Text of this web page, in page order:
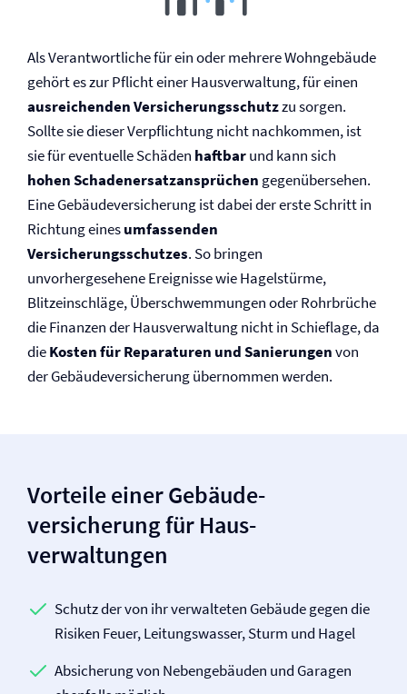
Als Verantwortliche für ein oder mehrere Wohngebäude
gehört es zur Pflicht einer Haus­verwaltung, für einen
ausreichenden Versicherungsschutzzu sorgen.
Sollte sie dieser Verpflichtung nicht nachkommen, ist
sie für eventuelle Schäden haftbarund kann sich
hohen Schadenersatzansprüchen gegenübersehen.
Eine Gebäude­versicherung ist dabei der erste Schritt in
Richtung einesumfassenden
Versicherungsschutzes. So bringen
unvorhergesehene Ereignisse wie Hagelstürme,
Blitzeinschläge, Überschwemmungen oder Rohrbrüche
die Finanzen der Haus­verwaltung nicht in Schieflage, da
dieKosten für Reparaturen und Sanierungenvon
der Gebäude­versicherung übernommen werden.
Vorteile einer Gebäude­
versicherung für Haus­
verwaltungen
Schutz der von ihr verwalteten Gebäude gegen die
Risiken Feuer, Leitungswasser, Sturm und Hagel
Absicherung von Nebengebäuden und Garagen